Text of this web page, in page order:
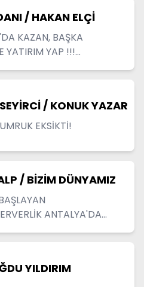
/ HAKAN ELÇİ
KAZAN, BAŞKA
YATIRIM YAP !!!...
/ KONUK YAZAR
EKSİKTİ!
/ BİZİM DÜNYAMIZ
ANTALYA'DA
YILDIRIM